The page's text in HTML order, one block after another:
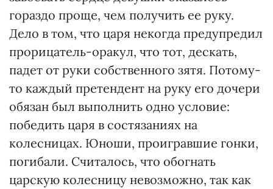
гораздо проще, чем получить ее руку.
Дело в том, что царя некогда предупредил
прорицатель-оракул, что тот, дескать,
падет от руки собственного зятя. Потому-
то каждый претендент на руку его дочери
обязан был выполнить одно условие:
победить царя в состязаниях на
колесницах. Юноши, проигравшие гонки,
погибали. Считалось, что обогнать
царскую колесницу невозможно, так как